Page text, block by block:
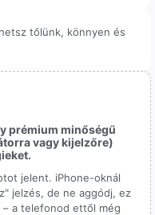
tőlünk, könnyen és
prémium minőségű
vagy kijelzőre)
jelent. iPhone-oknál
jelzés, de ne aggódj, ez
a telefonod ettől még